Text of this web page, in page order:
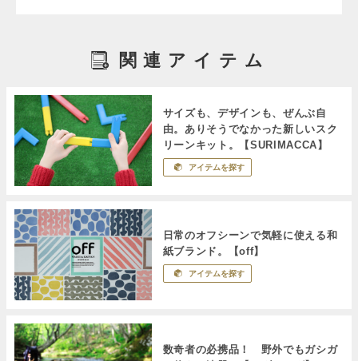
関連アイテム
サイズも、デザインも、ぜんぶ自
由。ありそうでなかった新しいスク
リーンキット。【SURIMACCA】
アイテムを探す
日常のオフシーンで気軽に使える和
紙ブランド。【off】
アイテムを探す
数奇者の必携品！ 野外でもガシガ